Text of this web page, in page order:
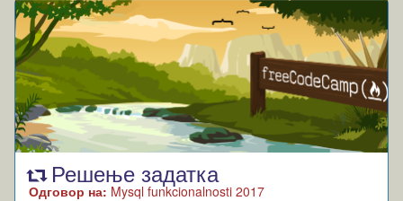
Решење задатка
Одговор на: Mysql funkcionalnosti 2017